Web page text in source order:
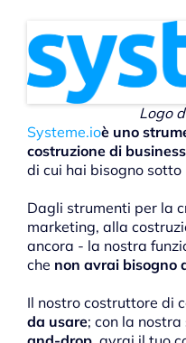
Logo
Systeme.ioè uno
costruzione di
di cui hai bisogno
Dagli strumenti per la
marketing, alla
ancora - la nostra
che non avrai bisogno
Il nostro costruttore di
da usare; con la nostra